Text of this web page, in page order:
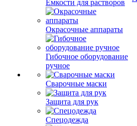
Емкости для растворов
Окрасочные аппараты
Гибочное оборудование
ручное
Сварочные маски
Защита для рук
Спецодежда